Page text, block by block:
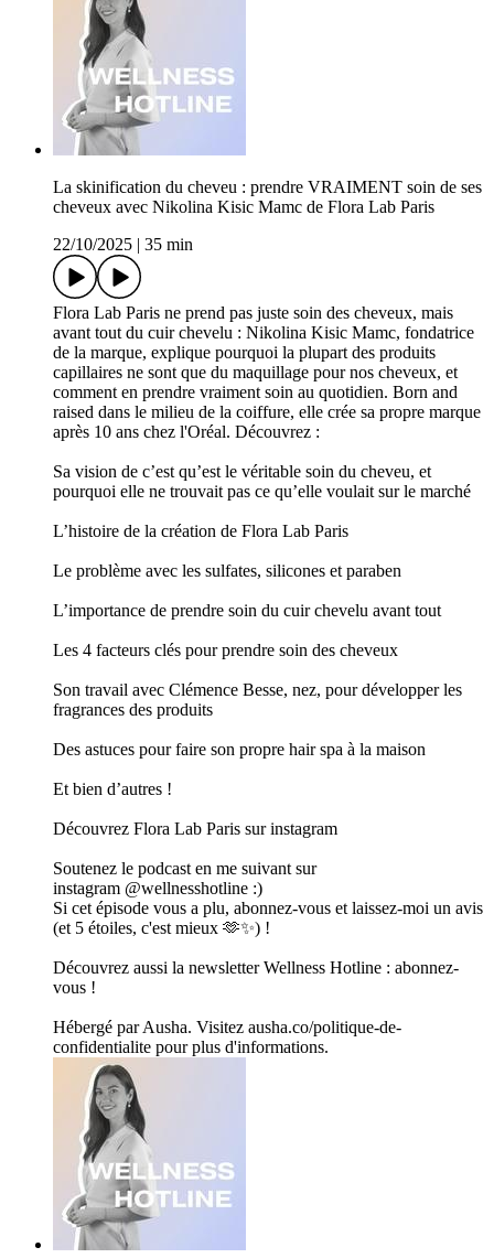
La skinification du cheveu : prendre VRAIMENT soin de ses
cheveux avec Nikolina Kisic Mamc de Flora Lab Paris
22/10/2025
35 min
Flora Lab Paris ne prend pas juste soin des cheveux, mais
avant tout du cuir chevelu : Nikolina Kisic Mamc, fondatrice
de la marque, explique pourquoi la plupart des produits
capillaires ne sont que du maquillage pour nos cheveux, et
comment en prendre vraiment soin au quotidien. Born and
raised dans le milieu de la coiffure, elle crée sa propre marque
après 10 ans chez l'Oréal. Découvrez :
Sa vision de c’est qu’est le véritable soin du cheveu, et
pourquoi elle ne trouvait pas ce qu’elle voulait sur le marché
L’histoire de la création de Flora Lab Paris
Le problème avec les sulfates, silicones et paraben
L’importance de prendre soin du cuir chevelu avant tout
Les 4 facteurs clés pour prendre soin des cheveux
Son travail avec Clémence Besse, nez, pour développer les
fragrances des produits
Des astuces pour faire son propre hair spa à la maison
Et bien d’autres !
Découvrez Flora Lab Paris sur instagram
Soutenez le podcast en me suivant sur
instagram @wellnesshotline :)
Si cet épisode vous a plu, abonnez-vous et laissez-moi un avis
(et 5 étoiles, c'est mieux 🫶✨) !
Découvrez aussi la newsletter Wellness Hotline : abonnez-
vous !
Hébergé par Ausha. Visitez ausha.co/politique-de-
confidentialite pour plus d'informations.